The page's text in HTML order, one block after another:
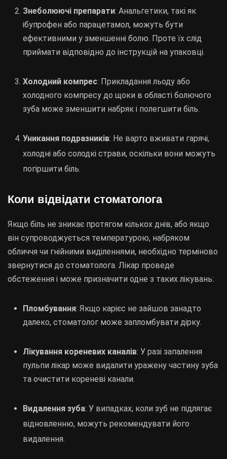
Знеболюючі препарати: Анальгетики, такі як
ібупрофен або парацетамол, можуть бути
ефективними у зменшенні болю. Проте їх слід
приймати відповідно до інструкцій на упаковці.
Холодний компрес: Прикладання льоду або
холодного компресу до щоки в області болючого
зуба може зменшити набряк і полегшити біль.
Уникання подразників: Не варто вживати гарячі,
холодні або солодкі страви, оскільки вони можуть
погіршити біль.
Коли відвідати стоматолога
Якщо біль не зникає протягом кількох днів, або якщо
він супроводжується температурою, набряком
обличчя чи гнійними виділеннями, необхідно терміново
звернутися до стоматолога. Лікар проведе
обстеження і може призначити одне з таких лікувань:
Пломбування: Якщо карієс не зайшов занадто
далеко, стоматолог може запломбувати дірку.
Лікування кореневих каналів: У разі запалення
пульпи лікар може видалити уражену частину зуба
та очистити кореневі канали.
Видалення зуба: У випадках, коли зуб не підлягає
відновленню, можуть рекомендувати його
видалення.